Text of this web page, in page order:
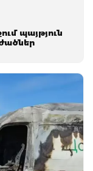
պայթյուն